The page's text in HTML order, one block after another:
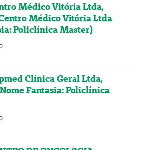
Médico Vitória Ltda,
Médico Vitória Ltda
Policlínica Master)
Clínica Geral Ltda,
Fantasia: Policlínica